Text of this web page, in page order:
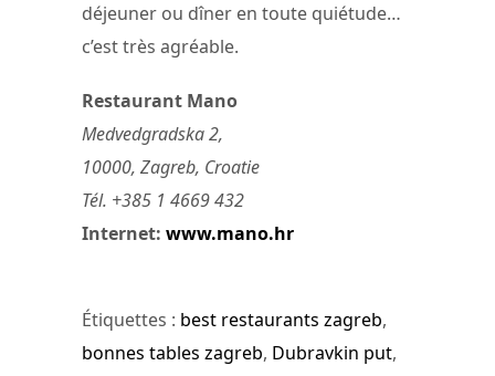
déjeuner ou dîner en toute quiétude…
c’est très agréable.
Restaurant Mano
Medvedgradska 2,
10000, Zagreb, Croatie
Tél. +385 1 4669 432
Internet: www.mano.hr
Étiquettes : best restaurants zagreb,
bonnes tables zagreb, Dubravkin put,